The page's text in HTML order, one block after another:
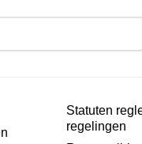
Statuten
regelingen